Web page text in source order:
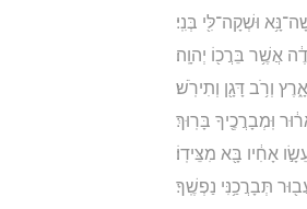
וּשְׁקָה־לִּ֖י בְּנִֽי׃
אֲשֶׁ֥ר בֵּרֲכ֖וֹ יְהוָֽה׃
וְרֹ֥ב דָּגָ֖ן וְתִירֹֽשׁ׃
וּֽמְבָרֲכֶ֖יךָ בָּרֽוּךְ׃
אָחִ֔יו בָּ֖א מִצֵּידֽוֹ׃
תְּבָרֲכַ֥נִּי נַפְשֶֽׁךָ׃